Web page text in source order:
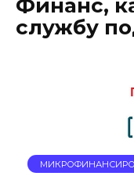
Финанс,
службу